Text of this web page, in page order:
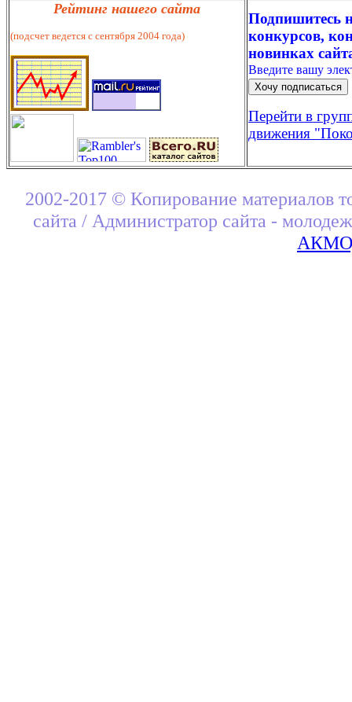
Рейтинг нашего сайта
(подсчет ведется с сентября 2004 года)
Подпишитесь
конкурсов,
новинках
Введите вашу
Перейти в
движения
2002-2017 © Копирование материалов
сайта / Администратор сайта -